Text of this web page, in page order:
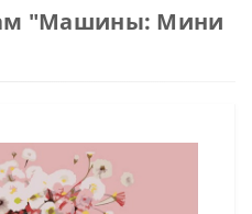
"Машины: Мини